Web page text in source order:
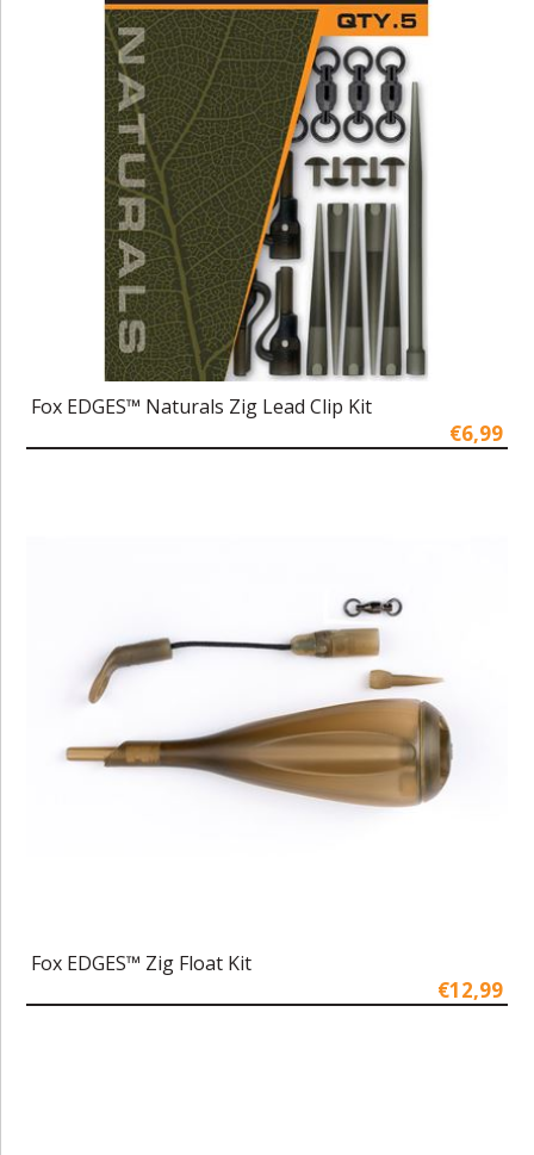
Fox EDGES™ Naturals Zig Lead Clip Kit
€6,99
Fox EDGES™ Zig Float Kit
€12,99